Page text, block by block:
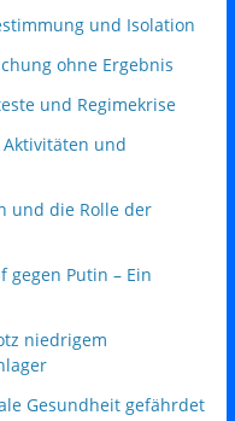
und Isolation
ohne Ergebnis
und Regimekrise
und
und die Rolle der
gegen Putin – Ein
niedrigem
Gesundheit gefährdet